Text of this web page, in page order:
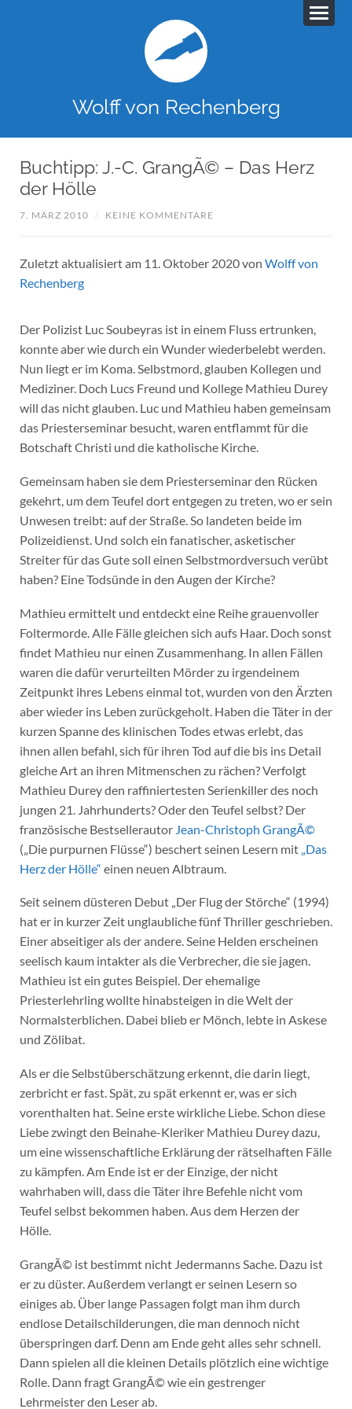
Wolff von Rechenberg
Buchtipp: J.-C. GrangÃ© – Das Herz
der Hölle
7. MÄRZ 2010 / KEINE KOMMENTARE
Zuletzt aktualisiert am 11. Oktober 2020 von Wolff von
Rechenberg
Der Polizist Luc Soubeyras ist in einem Fluss ertrunken,
konnte aber wie durch ein Wunder wiederbelebt werden.
Nun liegt er im Koma. Selbstmord, glauben Kollegen und
Mediziner. Doch Lucs Freund und Kollege Mathieu Durey
will das nicht glauben. Luc und Mathieu haben gemeinsam
das Priesterseminar besucht, waren entflammt für die
Botschaft Christi und die katholische Kirche.
Gemeinsam haben sie dem Priesterseminar den Rücken
gekehrt, um dem Teufel dort entgegen zu treten, wo er sein
Unwesen treibt: auf der Straße. So landeten beide im
Polizeidienst. Und solch ein fanatischer, asketischer
Streiter für das Gute soll einen Selbstmordversuch verübt
haben? Eine Todsünde in den Augen der Kirche?
Mathieu ermittelt und entdeckt eine Reihe grauenvoller
Foltermorde. Alle Fälle gleichen sich aufs Haar. Doch sonst
findet Mathieu nur einen Zusammenhang. In allen Fällen
waren die dafür verurteilten Mörder zu irgendeinem
Zeitpunkt ihres Lebens einmal tot, wurden von den Ärzten
aber wieder ins Leben zurückgeholt. Haben die Täter in der
kurzen Spanne des klinischen Todes etwas erlebt, das
ihnen allen befahl, sich für ihren Tod auf die bis ins Detail
gleiche Art an ihren Mitmenschen zu rächen? Verfolgt
Mathieu Durey den raffiniertesten Serienkiller des noch
jungen 21. Jahrhunderts? Oder den Teufel selbst? Der
französische Bestsellerautor Jean-Christoph GrangÃ©
(„Die purpurnen Flüsse“) beschert seinen Lesern mit „Das
Herz der Hölle“ einen neuen Albtraum.
Seit seinem düsteren Debut „Der Flug der Störche“ (1994)
hat er in kurzer Zeit unglaubliche fünf Thriller geschrieben.
Einer abseitiger als der andere. Seine Helden erscheinen
seelisch kaum intakter als die Verbrecher, die sie jagen.
Mathieu ist ein gutes Beispiel. Der ehemalige
Priesterlehrling wollte hinabsteigen in die Welt der
Normalsterblichen. Dabei blieb er Mönch, lebte in Askese
und Zölibat.
Als er die Selbstüberschätzung erkennt, die darin liegt,
zerbricht er fast. Spät, zu spät erkennt er, was er sich
vorenthalten hat. Seine erste wirkliche Liebe. Schon diese
Liebe zwingt den Beinahe-Kleriker Mathieu Durey dazu,
um eine wissenschaftliche Erklärung der rätselhaften Fälle
zu kämpfen. Am Ende ist er der Einzige, der nicht
wahrhaben will, dass die Täter ihre Befehle nicht vom
Teufel selbst bekommen haben. Aus dem Herzen der
Hölle.
GrangÃ© ist bestimmt nicht Jedermanns Sache. Dazu ist
er zu düster. Außerdem verlangt er seinen Lesern so
einiges ab. Über lange Passagen folgt man ihm durch
endlose Detailschilderungen, die man dennoch nicht
überspringen darf. Denn am Ende geht alles sehr schnell.
Dann spielen all die kleinen Details plötzlich eine wichtige
Rolle. Dann fragt GrangÃ© wie ein gestrenger
Lehrmeister den Leser ab.